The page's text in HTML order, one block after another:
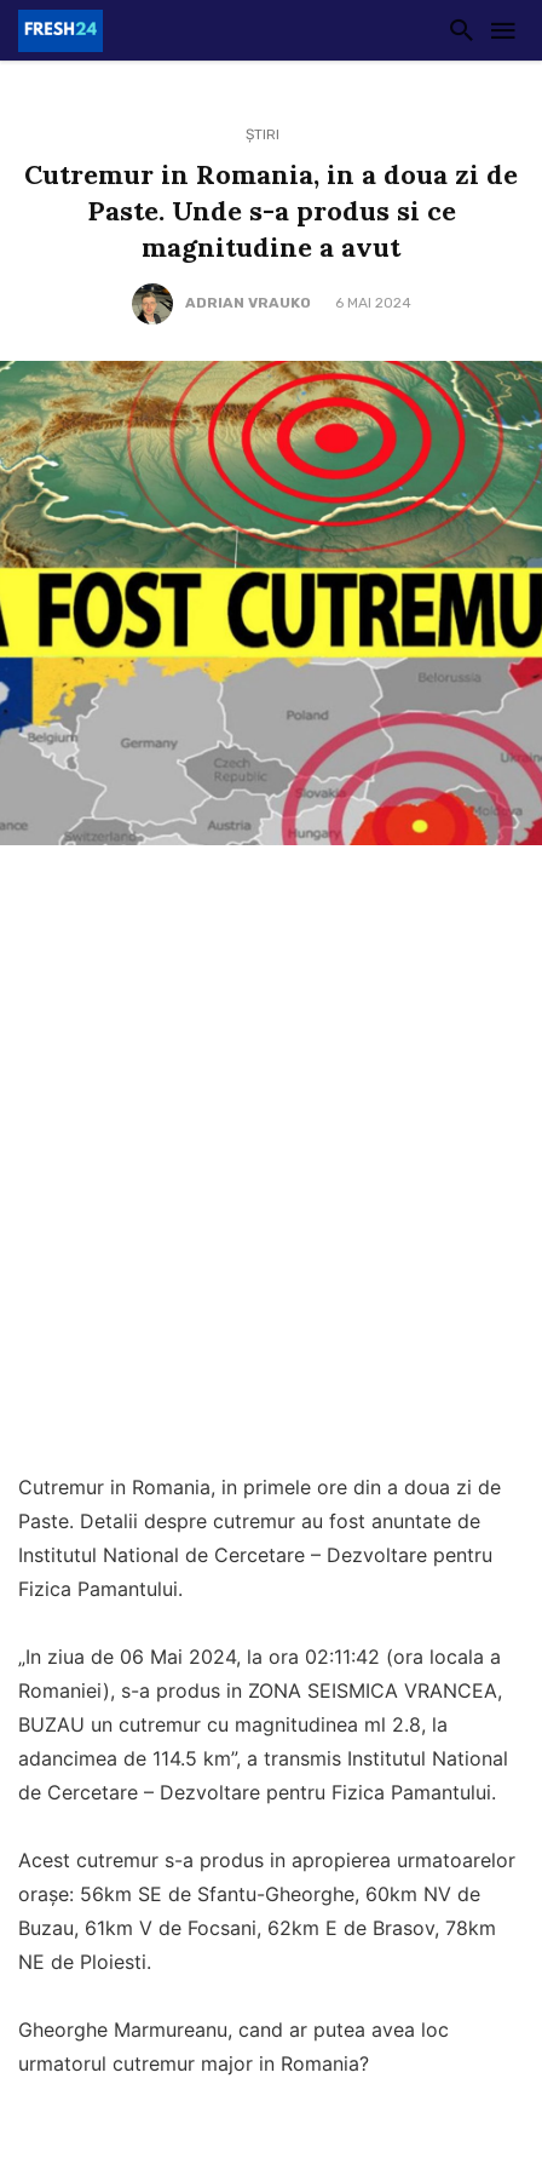
ȘTIRI
Cutremur in Romania, in a doua zi de
Paste. Unde s-a produs si ce
magnitudine a avut
ADRIAN VRAUKO 6 MAI 2024
Cutremur in Romania, in primele ore din a doua zi de
Paste. Detalii despre cutremur au fost anuntate de
Institutul National de Cercetare – Dezvoltare pentru
Fizica Pamantului.
„In ziua de 06 Mai 2024, la ora 02:11:42 (ora locala a
Romaniei), s-a produs in ZONA SEISMICA VRANCEA,
BUZAU un cutremur cu magnitudinea ml 2.8, la
adancimea de 114.5 km”, a transmis Institutul National
de Cercetare – Dezvoltare pentru Fizica Pamantului.
Acest cutremur s-a produs in apropierea urmatoarelor
oraşe: 56km SE de Sfantu-Gheorghe, 60km NV de
Buzau, 61km V de Focsani, 62km E de Brasov, 78km
NE de Ploiesti.
Gheorghe Marmureanu, cand ar putea avea loc
urmatorul cutremur major in Romania?